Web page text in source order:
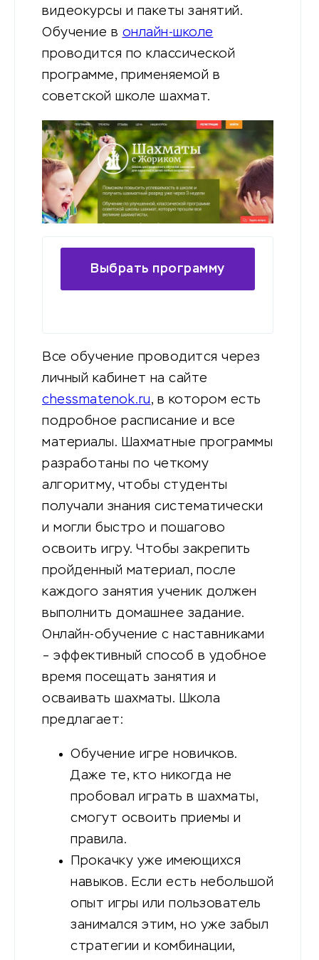
видеокурсы и пакеты занятий.
Обучение в онлайн-школе
проводится по классической
программе, применяемой в
советской школе шахмат.
Выбрать программу
Все обучение проводится через
личный кабинет на сайте
chessmatenok.ru, в котором есть
подробное расписание и все
материалы. Шахматные программы
разработаны по четкому
алгоритму, чтобы студенты
получали знания систематически
и могли быстро и пошагово
освоить игру. Чтобы закрепить
пройденный материал, после
каждого занятия ученик должен
выполнить домашнее задание.
Онлайн-обучение с наставниками
– эффективный способ в удобное
время посещать занятия и
осваивать шахматы. Школа
предлагает:
Обучение игре новичков.
Даже те, кто никогда не
пробовал играть в шахматы,
смогут освоить приемы и
правила.
Прокачку уже имеющихся
навыков. Если есть небольшой
опыт игры или пользователь
занимался этим, но уже забыл
стратегии и комбинации,